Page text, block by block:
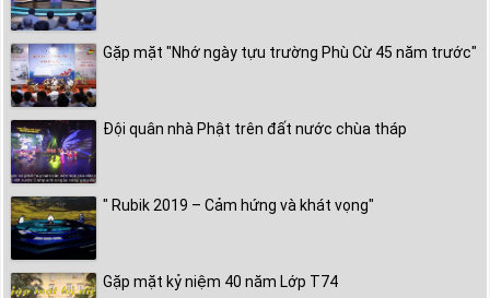
Gặp mặt "Nhớ ngày tựu trường Phù Cừ 45 năm trước"
Đội quân nhà Phật trên đất nước chùa tháp
" Rubik 2019 – Cảm hứng và khát vọng"
Gặp mặt kỷ niệm 40 năm Lớp T74